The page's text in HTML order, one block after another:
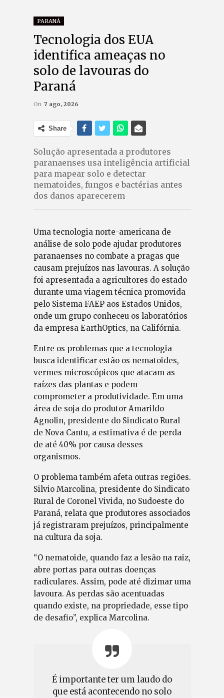
PARANÁ
Tecnologia dos EUA
identifica ameaças no
solo de lavouras do
Paraná
On 7 ago, 2026
Share
Solução apresentada a produtores
paranaenses usa inteligência artificial
para mapear solo e detectar
nematoides, fungos e bactérias antes
dos danos aparecerem
Uma tecnologia norte-americana de
análise de solo pode ajudar produtores
paranaenses no combate a pragas que
causam prejuízos nas lavouras. A solução
foi apresentada a agricultores do estado
durante uma viagem técnica promovida
pelo Sistema FAEP aos Estados Unidos,
onde um grupo conheceu os laboratórios
da empresa EarthOptics, na Califórnia.
Entre os problemas que a tecnologia
busca identificar estão os nematoides,
vermes microscópicos que atacam as
raízes das plantas e podem
comprometer a produtividade. Em uma
área de soja do produtor Amarildo
Agnolin, presidente do Sindicato Rural
de Nova Cantu, a estimativa é de perda
de até 40% por causa desses
organismos.
O problema também afeta outras regiões.
Silvio Marcolina, presidente do Sindicato
Rural de Coronel Vivida, no Sudoeste do
Paraná, relata que produtores associados
já registraram prejuízos, principalmente
na cultura da soja.
“O nematoide, quando faz a lesão na raiz,
abre portas para outras doenças
radiculares. Assim, pode até dizimar uma
lavoura. As perdas são acentuadas
quando existe, na propriedade, esse tipo
de desafio”, explica Marcolina.
É importante ter um laudo do
que está acontecendo no solo